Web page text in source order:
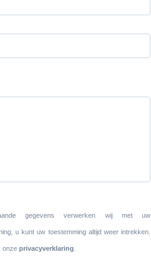
gegevens verwerken wij met uw
u kunt uw toestemming altijd weer intrekken.
onzeprivacyverklaring